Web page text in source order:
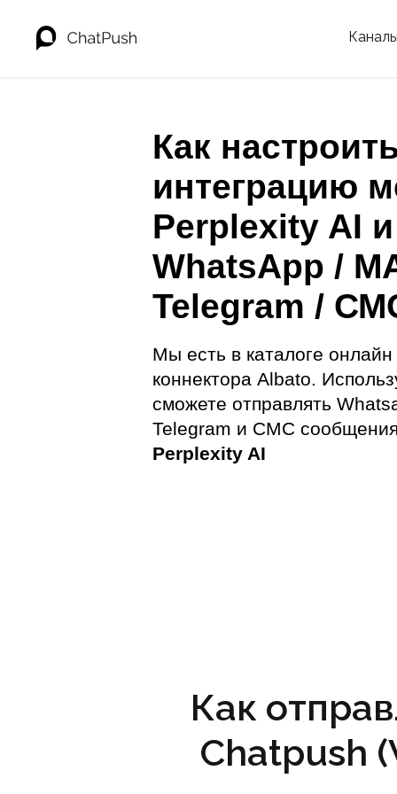
Как
интеграцию
Perplexity AI и
WhatsApp /
Telegram /
Мы есть в каталоге онлайн
коннектора Albato.
сможете отправлять
Telegram и СМС
Perplexity AI
Как
Chatpush